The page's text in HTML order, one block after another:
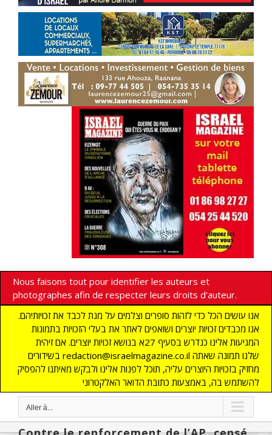
Nous faisons tout pour identifier les auteurs et
photographes afin de respecter leurs droits d'auteur.
אנו עושים הכל כדי לזהות סופרים וצלמים על מנת לכבד את זכויותיהם.
אנו מכבדים זכויות יוצרים ושואפים לאתר את בעלי הזכויות בתמונות
המגיעות אלינו כנדרש בסעיף 27א בנושא זכויות יוצרים. אם זיהית
בשידורים redaction@israelmagazine.co.il שלנו תמונה שאתה
מחזיק בזכויות היוצרים עליה, תוכל לפנות אלינו ולבקש מאיתנו להפסיק
להשתמש בה, באמצעות כתובת הדואר האלקטרוני
Aller à...